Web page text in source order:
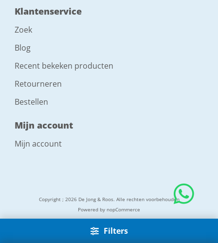
Filters
Klantenservice
Zoek
Blog
Recent bekeken producten
Retourneren
Bestellen
Mijn account
Mijn account
Copyright ; 2026 De Jong & Roos. Alle rechten voorbehouden
Powered by nopCommerce